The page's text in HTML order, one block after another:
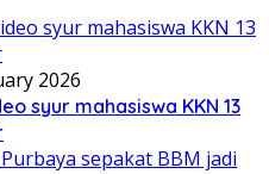
2026
syur mahasiswa KKN 13